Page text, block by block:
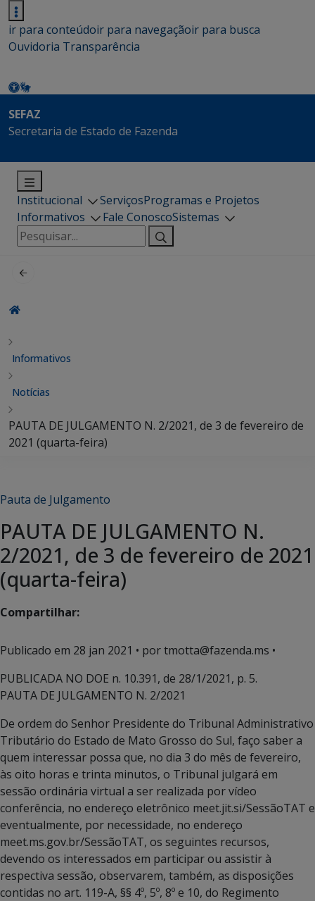
ir para conteúdoir para navegaçãoir para busca
Ouvidoria Transparência
SEFAZ
Secretaria de Estado de Fazenda
Institucional ServiçosProgramas e Projetos
Informativos
Fale ConoscoSistemas
Pesquisar
por:
Informativos
Notícias
PAUTA DE JULGAMENTO N. 2/2021, de 3 de fevereiro de
2021 (quarta-feira)
Pauta de Julgamento
PAUTA DE JULGAMENTO N.
2/2021, de 3 de fevereiro de 2021
(quarta-feira)
Compartilhar:
Publicado em 28 jan 2021 • por tmotta@fazenda.ms •
PUBLICADA NO DOE n. 10.391, de 28/1/2021, p. 5.
PAUTA DE JULGAMENTO N. 2/2021
De ordem do Senhor Presidente do Tribunal Administrativo
Tributário do Estado de Mato Grosso do Sul, faço saber a
quem interessar possa que, no dia 3 do mês de fevereiro,
às oito horas e trinta minutos, o Tribunal julgará em
sessão ordinária virtual a ser realizada por vídeo
conferência, no endereço eletrônico meet.jit.si/SessãoTAT e
eventualmente, por necessidade, no endereço
meet.ms.gov.br/SessãoTAT, os seguintes recursos,
devendo os interessados em participar ou assistir à
respectiva sessão, observarem, também, as disposições
contidas no art. 119-A, §§ 4º, 5º, 8º e 10, do Regimento